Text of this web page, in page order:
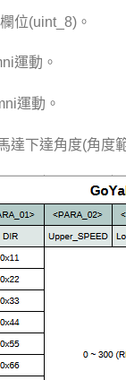
位(uint_8)。
運動。
運動。
達下達角度(角度